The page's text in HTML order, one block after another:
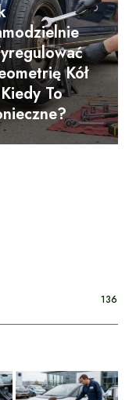
Kół
To
136